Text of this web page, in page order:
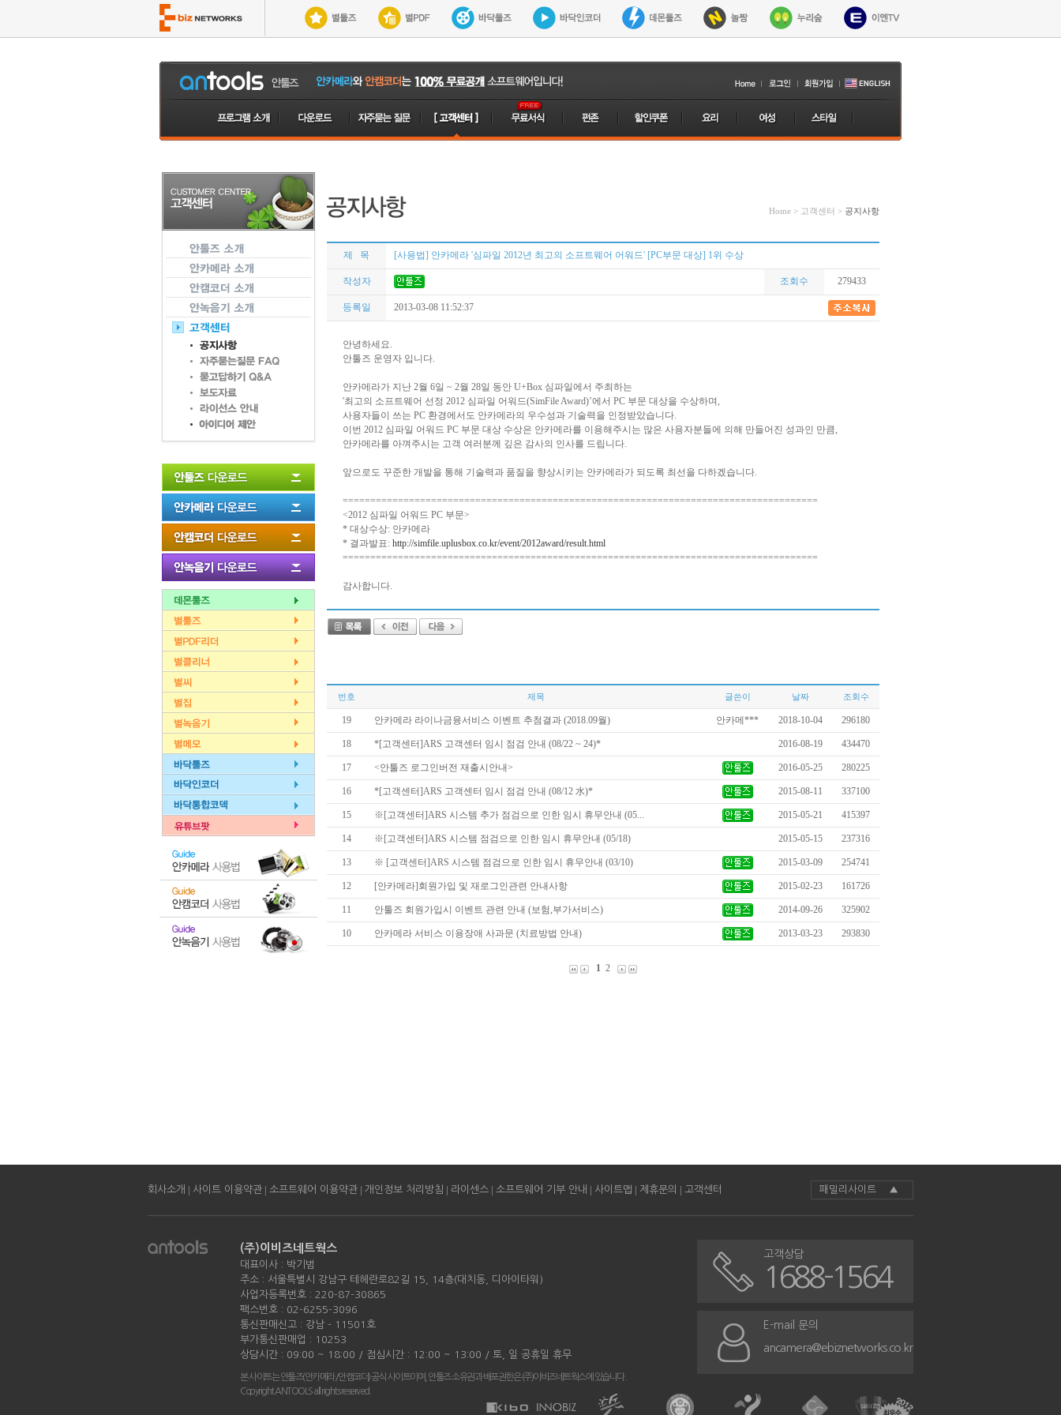
Home > 고객센터 > 공지사항
제 목 [사용법] 안카메라 '심파일 2012년 최고의 소프트웨어 어워드' [PC부문 대상] 1위 수상
작성자 조회수 279433
등록일 2013-03-08 11:52:37
안녕하세요.
안툴즈 운영자 입니다.
안카메라가 지난 2월 6일 ~ 2월 28일 동안 U+Box 심파일에서 주최하는
'최고의 소프트웨어 선정 2012 심파일 어워드(SimFile Award)’에서 PC 부문 대상을 수상하며,
사용자들이 쓰는 PC 환경에서도 안카메라의 우수성과 기술력을 인정받았습니다.
이번 2012 심파일 어워드 PC 부문 대상 수상은 안카메라를 이용해주시는 많은 사용자분들에 의해 만들어진 성과인 만큼,
안카메라를 아껴주시는 고객 여러분께 깊은 감사의 인사를 드립니다.
앞으로도 꾸준한 개발을 통해 기술력과 품질을 향상시키는 안카메라가 되도록 최선을 다하겠습니다.
======================================================================================
<2012 심파일 어워드 PC 부문>
* 대상수상: 안카메라
* 결과발표: http://simfile.uplusbox.co.kr/event/2012award/result.html
======================================================================================
감사합니다.
번호 제목 글쓴이 날짜 조회수
19 안카메라 라이나금융서비스 이벤트 추첨결과 (2018.09월) 안카메*** 2018-10-04 296180
18 *[고객센터]ARS 고객센터 임시 점검 안내 (08/22 ~ 24)* 2016-08-19 434470
17 <안툴즈 로그인버전 재출시안내> 2016-05-25 280225
16 *[고객센터]ARS 고객센터 임시 점검 안내 (08/12 水)* 2015-08-11 337100
15 ※[고객센터]ARS 시스템 추가 점검으로 인한 임시 휴무안내 (05... 2015-05-21 415397
14 ※[고객센터]ARS 시스템 점검으로 인한 임시 휴무안내 (05/18) 2015-05-15 237316
13 ※ [고객센터]ARS 시스템 점검으로 인한 임시 휴무안내 (03/10) 2015-03-09 254741
12 [안카메라]회원가입 및 재로그인관련 안내사항 2015-02-23 161726
11 안툴즈 회원가입시 이벤트 관련 안내 (보험,부가서비스) 2014-09-26 325902
10 안카메라 서비스 이용장애 사과문 (치료방법 안내) 2013-03-23 293830
1 2
회사소개 | 사이트 이용약관 | 소프트웨어 이용약관 | 개인정보 처리방침 | 라이센스 | 소프트웨어 기부 안내 | 사이트맵 | 제휴문의 | 고객센터 패밀리사이트 ▲
(주)이비즈네트웍스
대표이사 : 박기범
주소 : 서울특별시 강남구 테헤란로82길 15, 14층(대치동, 디아이타워)
사업자등록번호 : 220-87-30865
팩스번호 : 02-6255-3096
통신판매신고 : 강남 - 11501호
부가통신판매업 : 10253
상담시간 : 09:00 ~ 18:00 / 점심시간 : 12:00 ~ 13:00 / 토, 일 공휴일 휴무
본 사이트는 안툴즈(안카메라/안캠코더) 공식 사이트이며, 안툴즈 소유권과 배포권한은 (주)이비즈네트웍스에 있습니다.
Copyright ANTOOLS all rights reserved.
고객상담
1688-1564
E-mail 문의
ancamera@ebiznetworks.co.kr